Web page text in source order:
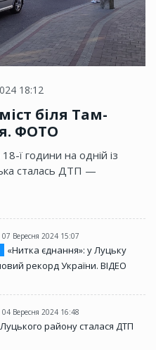
18:12
біля Там-
ФОТО
ї години на одній із
сталась ДТП —
07 Вересня 2024 15:07
«Нитка єднання»: у Луцьку
рекорд України. ВІДЕО
04 Вересня 2024 16:48
Луцького району сталася ДТП